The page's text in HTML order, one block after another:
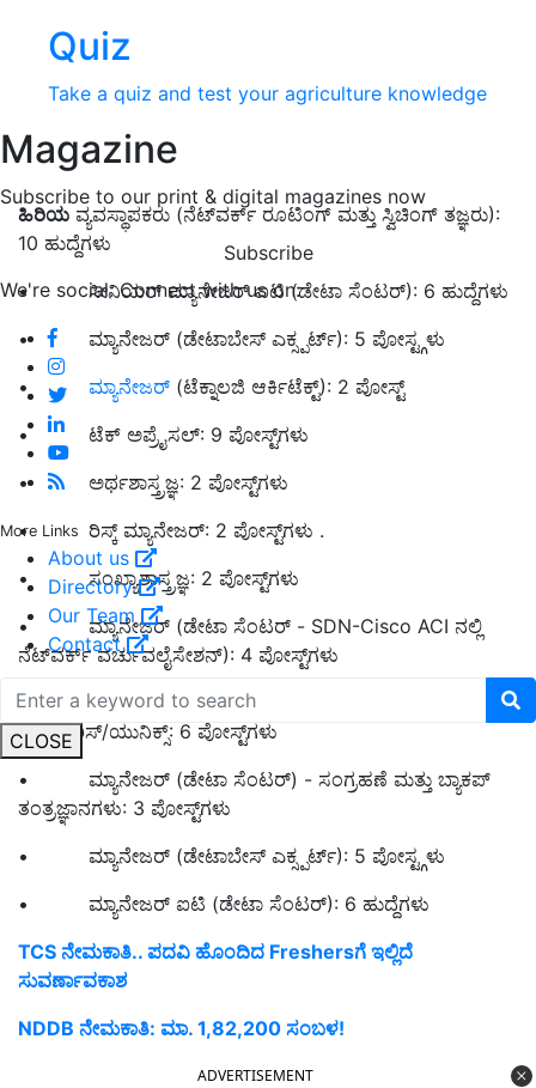
Quiz
Take a quiz and test your agriculture knowledge
Magazine
Subscribe to our print & digital magazines now
Subscribe
We're social. Connect with us on:
More Links
About us
Directory
Our Team
Contact
CLOSE
ಹಿರಿಯ ವ್ಯವಸ್ಥಾಪಕರು (ನೆಟ್‌ವರ್ಕ್ ರೂಟಿಂಗ್ ಮತ್ತು ಸ್ವಿಚಿಂಗ್ ತಜ್ಞರು):
10 ಹುದ್ದೆಗಳು
• ಸೀನಿಯರ್ ಮ್ಯಾನೇಜರ್ ಐಟಿ (ಡೇಟಾ ಸೆಂಟರ್): 6 ಹುದ್ದೆಗಳು
• ಮ್ಯಾನೇಜರ್ (ಡೇಟಾಬೇಸ್ ಎಕ್ಸ್ಪರ್ಟ್): 5 ಪೋಸ್ಟ್ಗಳು
• ಮ್ಯಾನೇಜರ್ (ಟೆಕ್ನಾಲಜಿ ಆರ್ಕಿಟೆಕ್ಟ್): 2 ಪೋಸ್ಟ್
• ಟೆಕ್ ಅಪ್ರೈಸಲ್: 9 ಪೋಸ್ಟ್‌ಗಳು
• ಅರ್ಥಶಾಸ್ತ್ರಜ್ಞ: 2 ಪೋಸ್ಟ್‌ಗಳು
• ರಿಸ್ಕ್ ಮ್ಯಾನೇಜರ್: 2 ಪೋಸ್ಟ್‌ಗಳು .
• ಸಂಖ್ಯಾಶಾಸ್ತ್ರಜ್ಞ: 2 ಪೋಸ್ಟ್‌ಗಳು
• ಮ್ಯಾನೇಜರ್ (ಡೇಟಾ ಸೆಂಟರ್ - SDN-Cisco ACI ನಲ್ಲಿ
ನೆಟ್‌ವರ್ಕ್ ವರ್ಚುವಲೈಸೇಶನ್): 4 ಪೋಸ್ಟ್‌ಗಳು
• ಮ್ಯಾನೇಜರ್ (ಡೇಟಾ ಸೆಂಟರ್) - ಸಿಸ್ಟಮ್ ಅಡ್ಮಿನಿಸ್ಟ್ರೇಟರ್
ಸೋಲಾರಿಸ್/ಯುನಿಕ್ಸ್: 6 ಪೋಸ್ಟ್‌ಗಳು
• ಮ್ಯಾನೇಜರ್ (ಡೇಟಾ ಸೆಂಟರ್) - ಸಂಗ್ರಹಣೆ ಮತ್ತು ಬ್ಯಾಕಪ್
ತಂತ್ರಜ್ಞಾನಗಳು: 3 ಪೋಸ್ಟ್‌ಗಳು
• ಮ್ಯಾನೇಜರ್ (ಡೇಟಾಬೇಸ್ ಎಕ್ಸ್ಪರ್ಟ್): 5 ಪೋಸ್ಟ್ಗಳು
• ಮ್ಯಾನೇಜರ್ ಐಟಿ (ಡೇಟಾ ಸೆಂಟರ್): 6 ಹುದ್ದೆಗಳು
TCS ನೇಮಕಾತಿ.. ಪದವಿ ಹೊಂದಿದ Freshersಗೆ ಇಲ್ಲಿದೆ
ಸುವರ್ಣಾವಕಾಶ
NDDB ನೇಮಕಾತಿ: ಮಾ. 1,82,200 ಸಂಬಳ!
ADVERTISEMENT